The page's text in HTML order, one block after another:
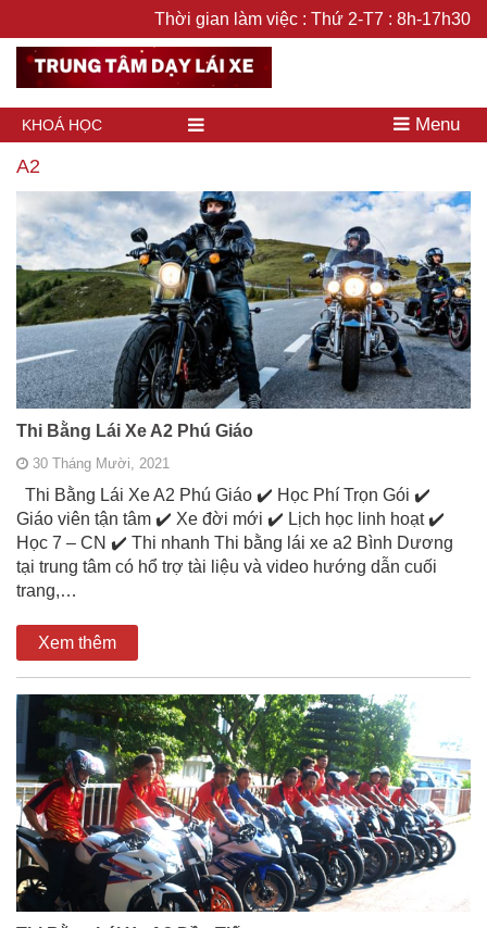
Thời gian làm việc : Thứ 2-T7 : 8h-17h30
KHOÁ HỌC Menu
A2
Thi Bằng Lái Xe A2 Phú Giáo
30 Tháng Mười, 2021
Thi Bằng Lái Xe A2 Phú Giáo ✔️ Học Phí Trọn Gói ✔️
Giáo viên tận tâm ✔️ Xe đời mới ✔️ Lịch học linh hoạt ✔️
Học 7 – CN ✔️ Thi nhanh Thi bằng lái xe a2 Bình Dương
tại trung tâm có hổ trợ tài liệu và video hướng dẫn cuối
trang,…
Xem thêm